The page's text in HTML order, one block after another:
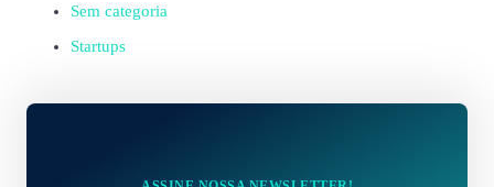
Sem categoria
Startups